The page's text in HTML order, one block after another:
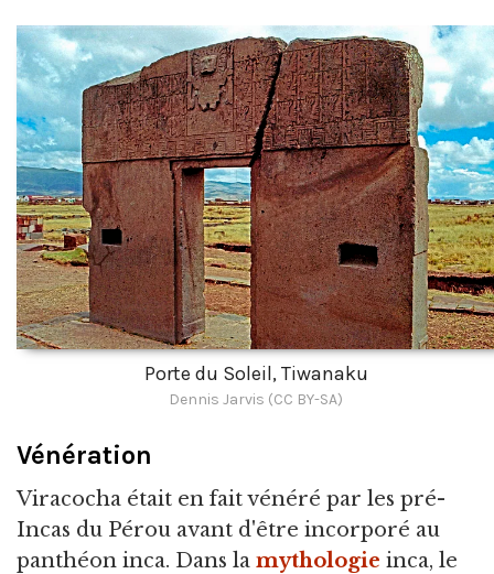
Porte du Soleil, Tiwanaku
Dennis Jarvis (CC BY-SA)
Vénération
Viracocha était en fait vénéré par les pré-
Incas du Pérou avant d'être incorporé au
panthéon inca. Dans la mythologie inca, le